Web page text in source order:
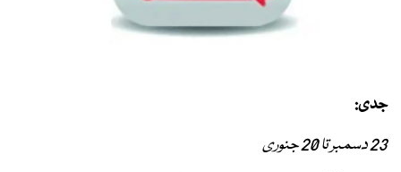
جدی:
23 دسمبر تا 20 جنوری